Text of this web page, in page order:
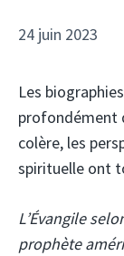
24 juin 2023
Les
profondément
colère, les
spirituelle ont
L’Évangile
prophète